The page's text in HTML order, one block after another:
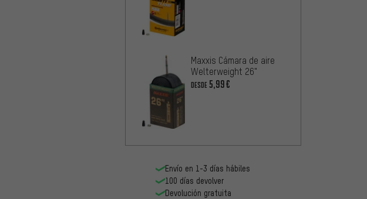
Maxxis Cámara de aire
Welterweight 26"
DESDE 5,99€
Envío en 1-3 días hábiles
100 días devolver
Devolución gratuita